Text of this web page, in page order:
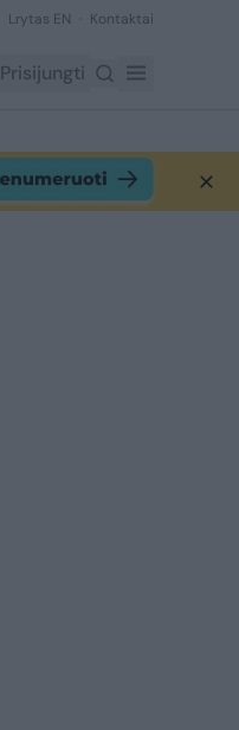
Lrytas EN Kontaktai
Prisijungti